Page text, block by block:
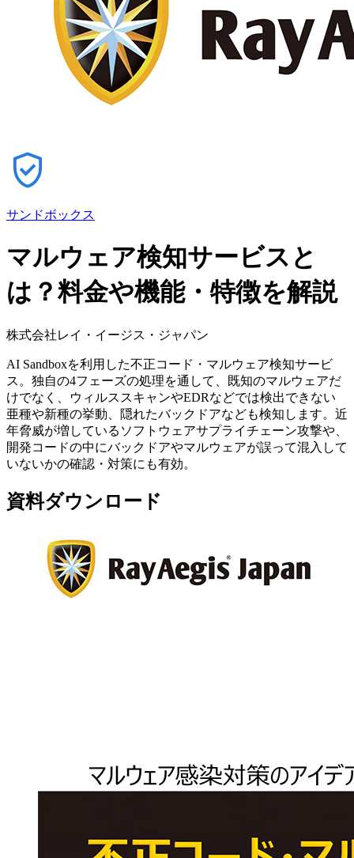
サンドボックス
マルウェア検知サービスと
は？料金や機能・特徴を解説
株式会社レイ・イージス・ジャパン
AI Sandboxを利用した不正コード・マルウェア検知サービ
ス。独自の4フェーズの処理を通して、既知のマルウェアだ
けでなく、ウィルススキャンやEDRなどでは検出できない
亜種や新種の挙動、隠れたバックドアなども検知します。近
年脅威が増しているソフトウェアサプライチェーン攻撃や、
開発コードの中にバックドアやマルウェアが誤って混入して
いないかの確認・対策にも有効。
資料ダウンロード